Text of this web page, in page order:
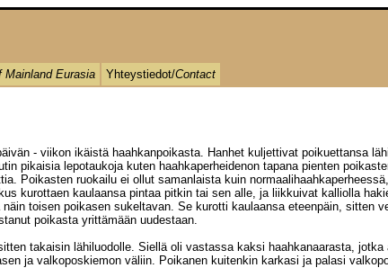
Mainland Eurasia Yhteystiedot/Contact
- viikon ikäistä haahkanpoikasta. Hanhet kuljettivat poikuettansa
pikaisia lepotaukoja kuten haahkaperheidenon tapana pienten
Poikasten ruokailu ei ollut samanlaista kuin
kurottaen kaulaansa pintaa pitkin tai sen alle, ja liikkuivat kalliolla
toisen poikasen sukeltavan. Se kurotti kaulaansa eteenpäin, sitten
poikasta yrittämään uudestaan.
takaisin lähiluodolle. Siellä oli vastassa kaksi haahkanaarasta,
ja valkoposkiemon väliin. Poikanen kuitenkin karkasi ja palasi